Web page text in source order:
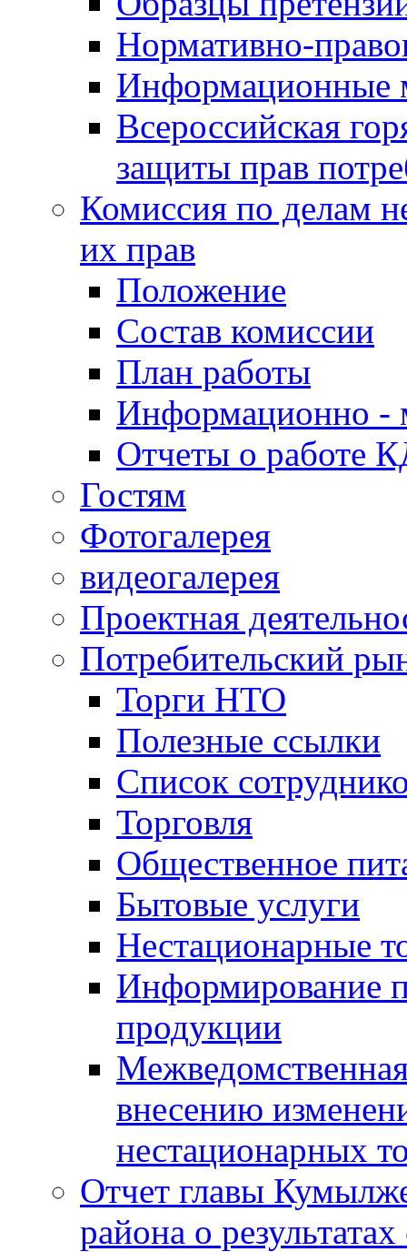
Нормативно-
Информационные
Всероссийская
защиты прав
Комиссия по делам
их прав
Положение
Состав комиссии
План работы
Информационно -
Отчеты о работе
Гостям
Фотогалерея
видеогалерея
Проектная
Потребительский
Торги НТО
Полезные ссылки
Список
Торговля
Общественное
Бытовые услуги
Нестационарные
Информирование
продукции
внесению
нестационарных
Отчет главы
района о